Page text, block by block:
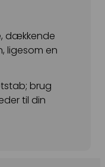
dækkende
ligesom en
brug
til din